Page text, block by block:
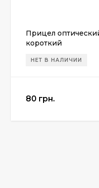
Прицел
короткий
НЕТ В НАЛИЧИИ
80 грн.